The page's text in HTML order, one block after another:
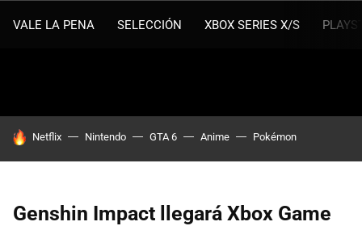
VALE LA PENA SELECCIÓN XBOX SERIES X/S
HOY SE HABLA DE
Netflix Nintendo GTA 6 Anime Pokémon
Genshin Impact llegará Xbox Game